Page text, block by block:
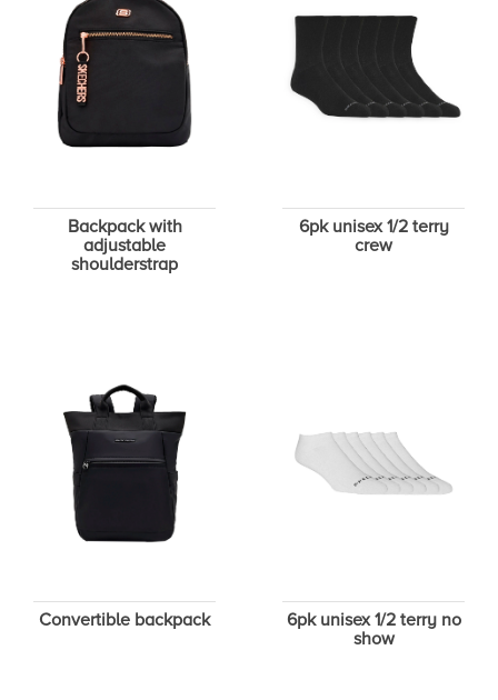
Backpack with
adjustable
shoulderstrap
6pk unisex 1/2 terry
crew
Convertible backpack
6pk unisex 1/2 terry no
show